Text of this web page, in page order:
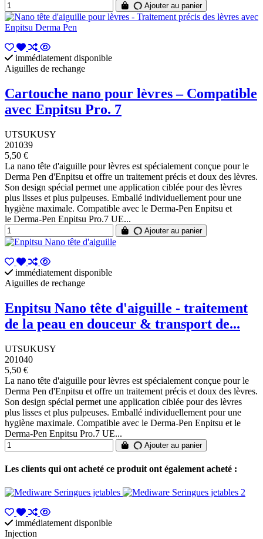
Ajouter au panier
immédiatement disponible
Aiguilles de rechange
Cartouche nano pour lèvres – Compatible
avec Enpitsu Pro. 7
UTSUKUSY
201039
5,50 €
La nano tête d'aiguille pour lèvres est spécialement conçue pour le
Derma Pen d'Enpitsu et offre un traitement précis et doux des lèvres.
Son design spécial permet une application ciblée pour des lèvres
plus lisses et plus pulpeuses. Emballé individuellement pour une
hygiène maximale. Compatible avec le Derma-Pen Enpitsu et
le Derma-Pen Enpitsu Pro.7 UE...
Ajouter au panier
immédiatement disponible
Aiguilles de rechange
Enpitsu Nano tête d'aiguille - traitement
de la peau en douceur & transport de...
UTSUKUSY
201040
5,50 €
La nano tête d'aiguille pour lèvres est spécialement conçue pour le
Derma Pen d'Enpitsu et offre un traitement précis et doux des lèvres.
Son design spécial permet une application ciblée pour des lèvres
plus lisses et plus pulpeuses. Emballé individuellement pour une
hygiène maximale. Compatible avec le Derma-Pen Enpitsu et le
Derma-Pen Enpitsu Pro.7 UE...
Ajouter au panier
Les clients qui ont acheté ce produit ont également acheté :
immédiatement disponible
Injection